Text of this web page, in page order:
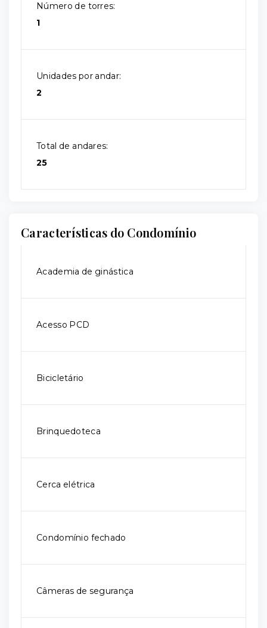
Número de torres:
1
Unidades por andar:
2
Total de andares:
25
Características do Condomínio
Academia de ginástica
Acesso PCD
Bicicletário
Brinquedoteca
Cerca elétrica
Condomínio fechado
Câmeras de segurança